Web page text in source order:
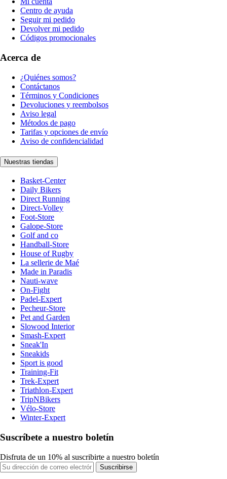
Centro de ayuda
Seguir mi pedido
Devolver mi pedido
Códigos promocionales
Acerca de
¿Quiénes somos?
Contáctanos
Términos y Condiciones
Devoluciones y reembolsos
Aviso legal
Métodos de pago
Tarifas y opciones de envío
Aviso de confidencialidad
Nuestras tiendas
Basket-Center
Daily Bikers
Direct Running
Direct-Volley
Foot-Store
Galope-Store
Golf and co
Handball-Store
House of Rugby
La sellerie de Maé
Made in Paradis
Nauti-wave
On-Fight
Padel-Expert
Pecheur-Store
Pet and Garden
Slowood Interior
Smash-Expert
Sneak'In
Sneakids
Sport is good
Training-Fit
Trek-Expert
Triathlon-Expert
TripNBikers
Vélo-Store
Winter-Expert
Suscríbete a nuestro boletín
Disfruta de un 10% al suscribirte a nuestro boletín
Suscribirse